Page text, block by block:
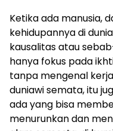
Ketika ada manusia,
kehidupannya di
kausalitas atau
hanya fokus pada
tanpa mengenal
duniawi semata, itu
ada yang bisa
menurunkan dan